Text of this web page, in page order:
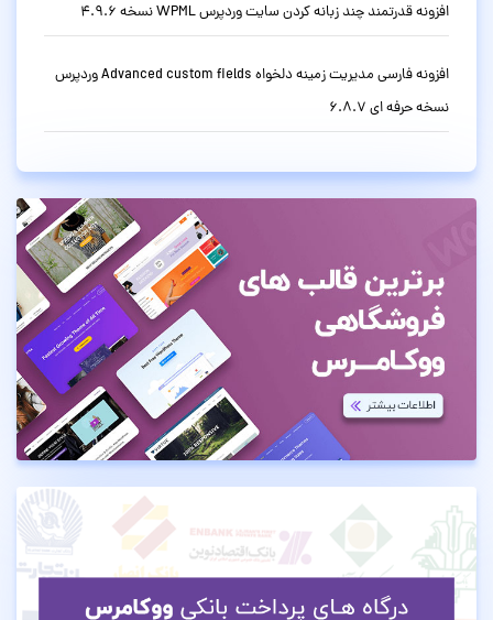
افزونه قدرتمند چند زبانه کردن سایت وردپرس WPML نسخه 4.9.6
افزونه فارسی مدیریت زمینه دلخواه Advanced custom fields وردپرس
نسخه حرفه ای 6.8.7